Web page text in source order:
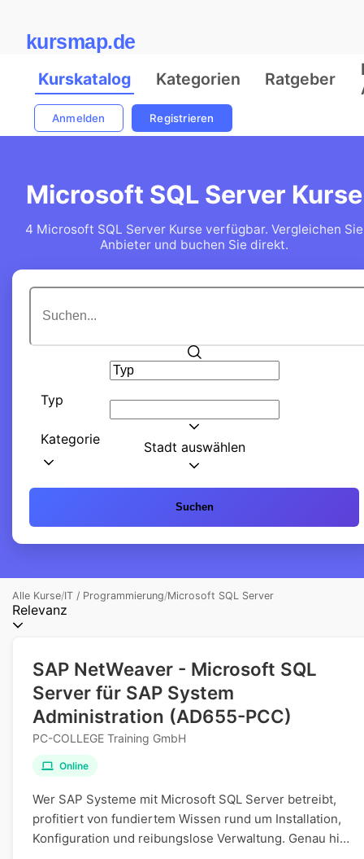
kursmap.de
Kurskatalog Kategorien Ratgeber
Anmelden Registrieren
Microsoft SQL Server Kurse
4 Microsoft SQL Server Kurse verfügbar. Vergleichen Sie
Anbieter und buchen Sie direkt.
Typ
Kategorie Stadt auswählen
Suchen
Alle Kurse/IT / Programmierung/Microsoft SQL Server
Relevanz
SAP NetWeaver - Microsoft SQL
Server für SAP System
Administration (AD655-PCC)
PC-COLLEGE Training GmbH
Online
Wer SAP Systeme mit Microsoft SQL Server betreibt,
profitiert von fundiertem Wissen rund um Installation,
Konfiguration und reibungslose Verwaltung. Genau hier